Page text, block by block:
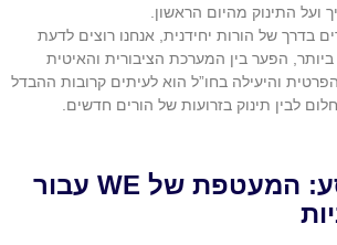
ועל התינוק מהיום הראשון.
בדרך של הורות יחידנית, אנחנו רוצים לדעת
ביותר, הפער בין המערכת הציבורית והאיטית
והיעילה בחו”ל הוא לעיתים קרובות ההבדל
לבין תינוק בזרועות של הורים חדשים.
לא לבד במסע: המעטפת של WE עבור